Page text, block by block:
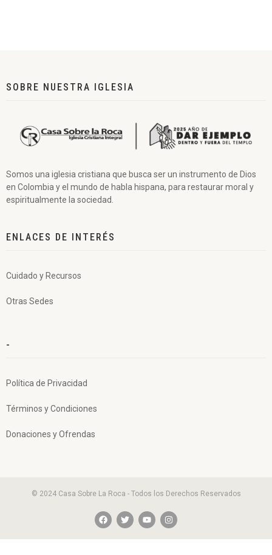
SOBRE NUESTRA IGLESIA
Somos una iglesia cristiana que busca ser un instrumento de Dios
en Colombia y el mundo de habla hispana, para restaurar moral y
espiritualmente la sociedad.
ENLACES DE INTERÉS
Cuidado y Recursos
Otras Sedes
-
Política de Privacidad
Términos y Condiciones
Donaciones y Ofrendas
© 2024 Casa Sobre La Roca - Todos los Derechos Reservados